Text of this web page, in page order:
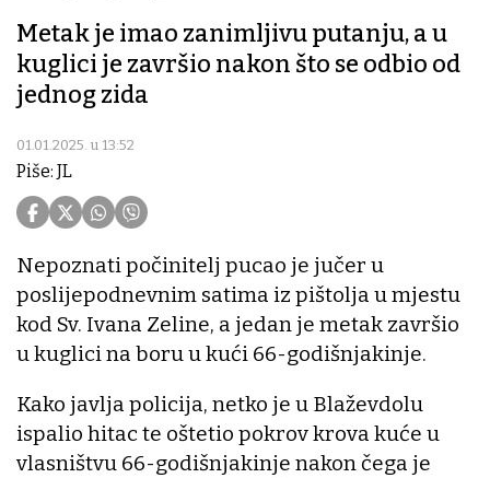
Metak je imao zanimljivu putanju, a u
kuglici je završio nakon što se odbio od
jednog zida
01.01.2025. u 13:52
Piše: JL
Nepoznati počinitelj pucao je jučer u
poslijepodnevnim satima iz pištolja u mjestu
kod Sv. Ivana Zeline, a jedan je metak završio
u kuglici na boru u kući 66-godišnjakinje.
Kako javlja policija, netko je u Blaževdolu
ispalio hitac te oštetio pokrov krova kuće u
vlasništvu 66-godišnjakinje nakon čega je